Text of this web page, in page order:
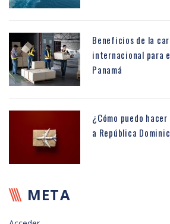
Beneficios de la
internacional para
Panamá
¿Cómo puedo
a República
META